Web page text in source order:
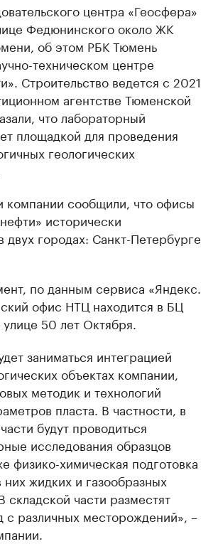
центра «Геосфера»
Федюнинского около ЖК
об этом РБК Тюмень
техническом центре
Строительство ведется с 2021
агентстве Тюменской
что лабораторный
площадкой для проведения
геологических
компании сообщили, что офисы
исторически
городах: Санкт-Петербурге
по данным сервиса «Яндекс.
офис НТЦ находится в БЦ
50 лет Октября.
заниматься интеграцией
объектах компании,
методик и технологий
пласта. В частности, в
будут проводиться
исследования образцов
физико-химическая подготовка
жидких и газообразных
складской части разместят
с различных месторождений», –